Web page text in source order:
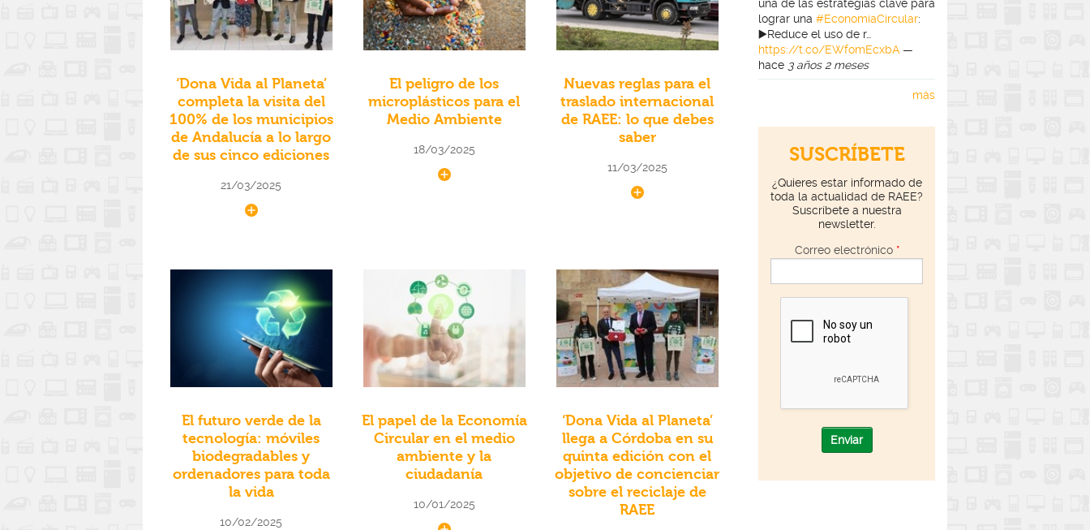
‘Dona Vida al Planeta’
completa la visita del
100% de los municipios
de Andalucía a lo largo
de sus cinco ediciones
21/03/2025
El peligro de los
microplásticos para el
Medio Ambiente
18/03/2025
Nuevas reglas para el
traslado internacional
de RAEE: lo que debes
saber
11/03/2025
El futuro verde de la
tecnología: móviles
biodegradables y
ordenadores para toda
la vida
10/02/2025
El papel de la Economía
Circular en el medio
ambiente y la
ciudadanía
10/01/2025
‘Dona Vida al Planeta’
llega a Córdoba en su
quinta edición con el
objetivo de concienciar
sobre el reciclaje de
RAEE
una de las estrategias clave para
lograr una #EconomíaCircular:
▶️Reduce el uso de r…
https://t.co/EWfomEcxbA —
hace 3 años 2 meses
más
SUSCRÍBETE
¿Quieres estar informado de
toda la actualidad de RAEE?
Suscríbete a nuestra
newsletter.
Correo electrónico *
Enviar